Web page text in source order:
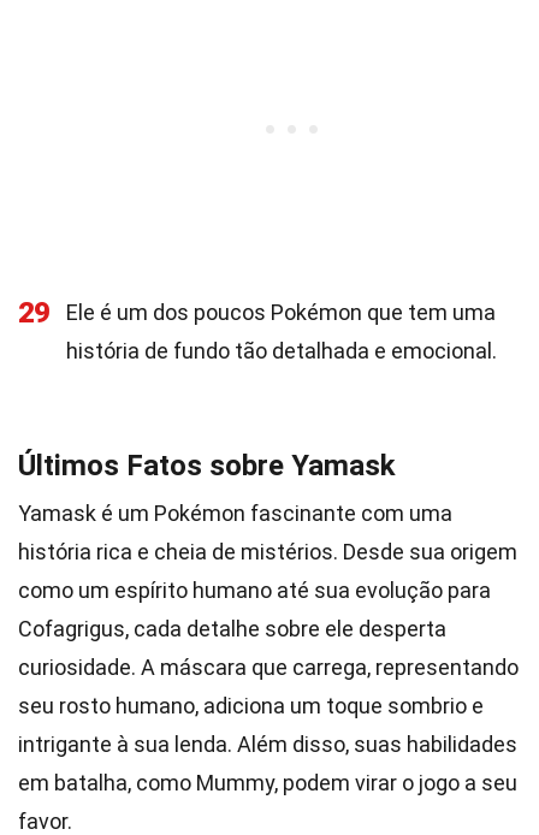
29
Ele é um dos poucos Pokémon que tem uma
história de fundo tão detalhada e emocional.
Últimos Fatos sobre Yamask
Yamask é um Pokémon fascinante com uma
história rica e cheia de mistérios. Desde sua origem
como um espírito humano até sua evolução para
Cofagrigus, cada detalhe sobre ele desperta
curiosidade. A máscara que carrega, representando
seu rosto humano, adiciona um toque sombrio e
intrigante à sua lenda. Além disso, suas habilidades
em batalha, como Mummy, podem virar o jogo a seu
favor.